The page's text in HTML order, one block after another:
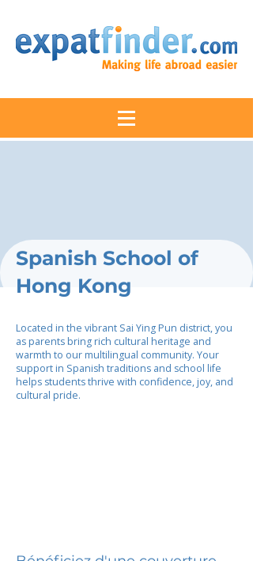
Spanish School of
Hong Kong
Located in the vibrant Sai Ying Pun district, you
as parents bring rich cultural heritage and
warmth to our multilingual community. Your
support in Spanish traditions and school life
helps students thrive with confidence, joy, and
cultural pride.